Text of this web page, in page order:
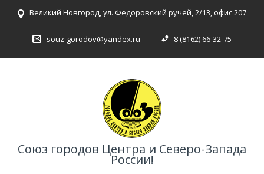
Великий Новгород, ул. Федоровский ручей, 2/13, офис 207
souz-gorodov@yandex.ru 8 (8162) 66-32-75
Союз городов Центра и Северо-Запада
России!